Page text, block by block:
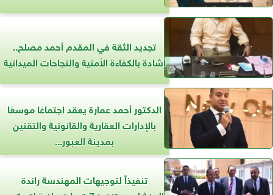
تجديد الثقة في المقدم أحمد مصلح..
إشادة بالكفاءة الأمنية والنجاحات الميدانية
الدكتور أحمد عمارة يعقد اجتماعًا موسعًا
بالإدارات العقارية والقانونية والتقنين
بمدينة العبور...
تنفيذاً لتوجيهات المهندسة راندة